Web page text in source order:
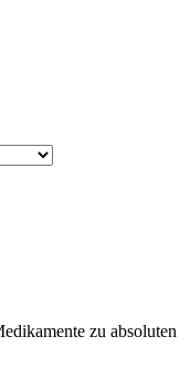
zu absoluten